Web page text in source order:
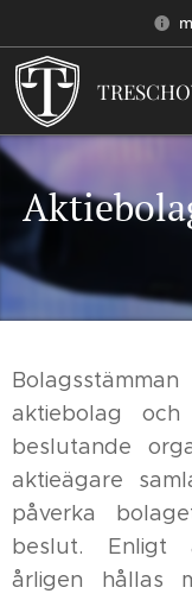
aktiebolag
beslutande
aktieägare
påverka
beslut. Enligt
årligen hållas